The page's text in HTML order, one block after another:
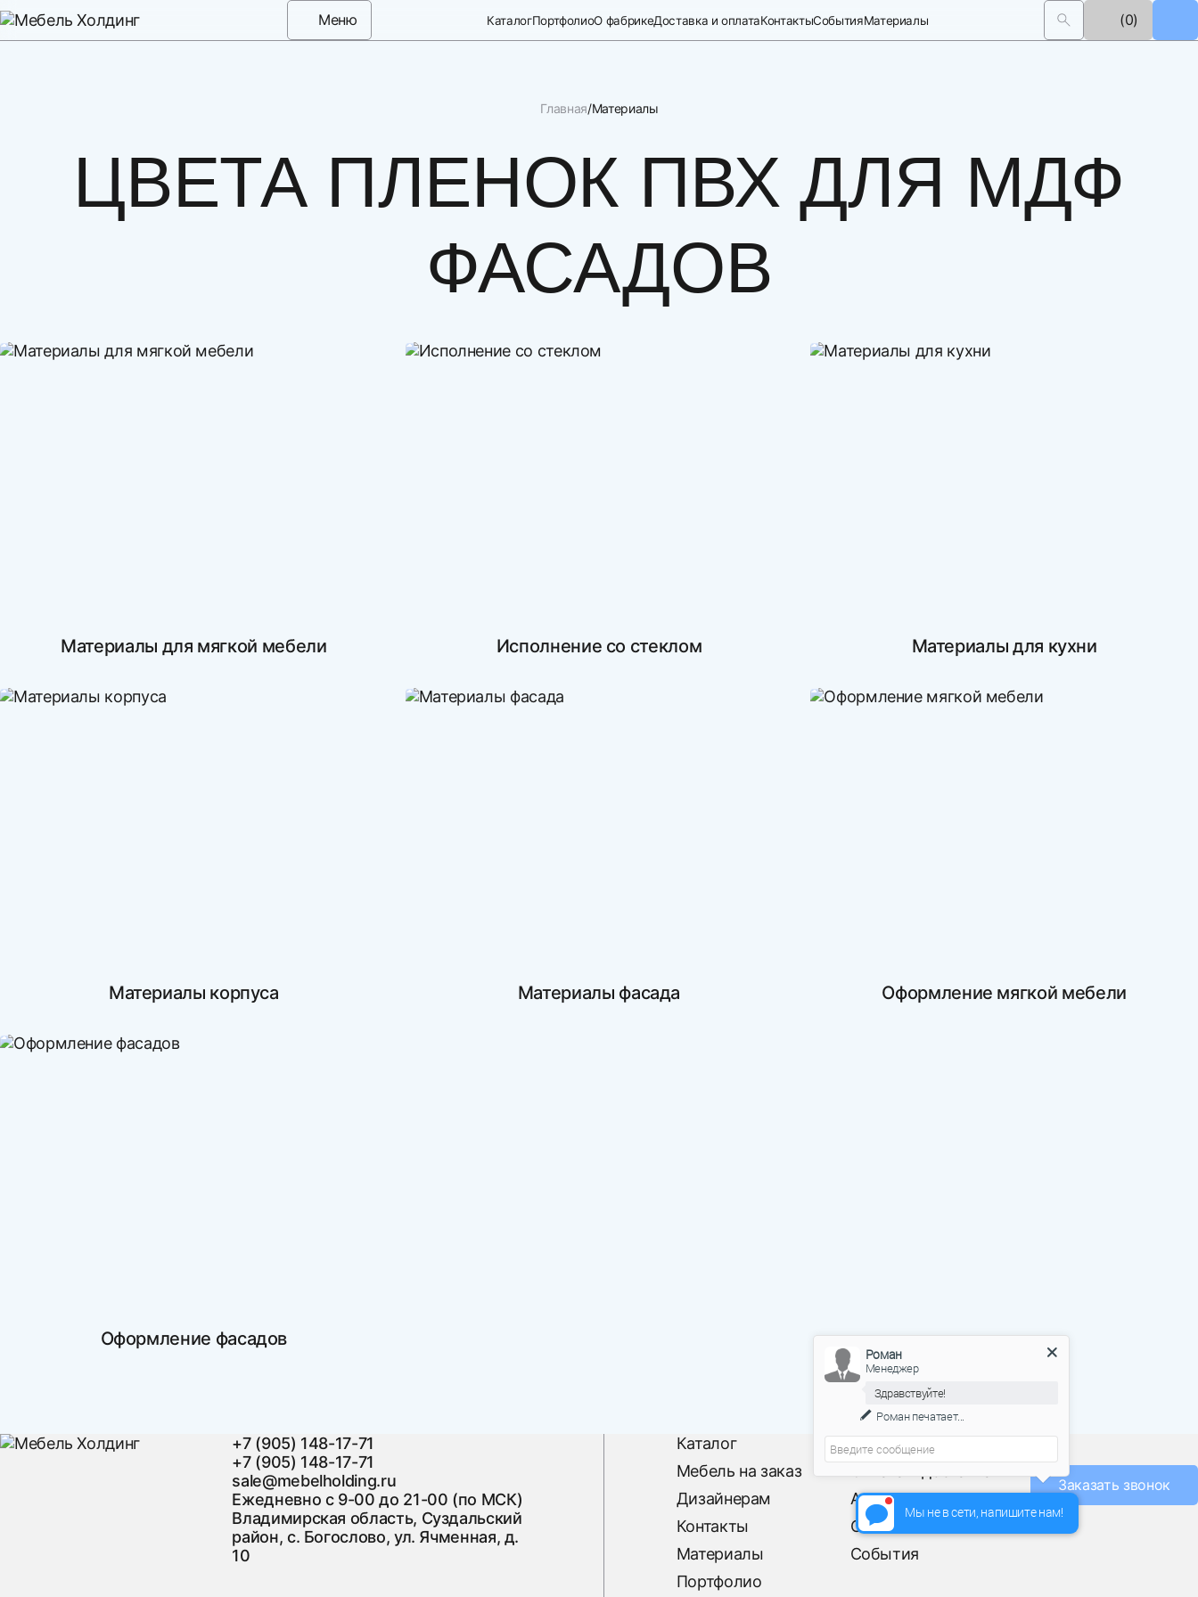
Меню КаталогПортфолиоО фабрикеДоставка и оплатаКонтактыСобытияМатериалы (0)
Главная Материалы
ЦВЕТА ПЛЕНОК ПВХ ДЛЯ МДФ
ФАСАДОВ
Материалы для мягкой мебели Исполнение со стеклом Материалы для кухни
Материалы корпуса Материалы фасада Оформление мягкой мебели
Оформление фасадов
+7 (905) 148-17-71
+7 (905) 148-17-71
sale@mebelholding.ru
Ежедневно с 9-00 до 21-00 (по МСК)
Владимирская область, Суздальский
район, с. Богослово, ул. Ячменная, д.
10
Каталог
Мебель на заказ
Дизайнерам
Контакты
Материалы
Портфолио
О фабрике
Акции
Отзывы
События
Заказать звонок
Мы не в сети, напишите нам!
Роман
Менеджер
Здравствуйте!
Романпечатает...